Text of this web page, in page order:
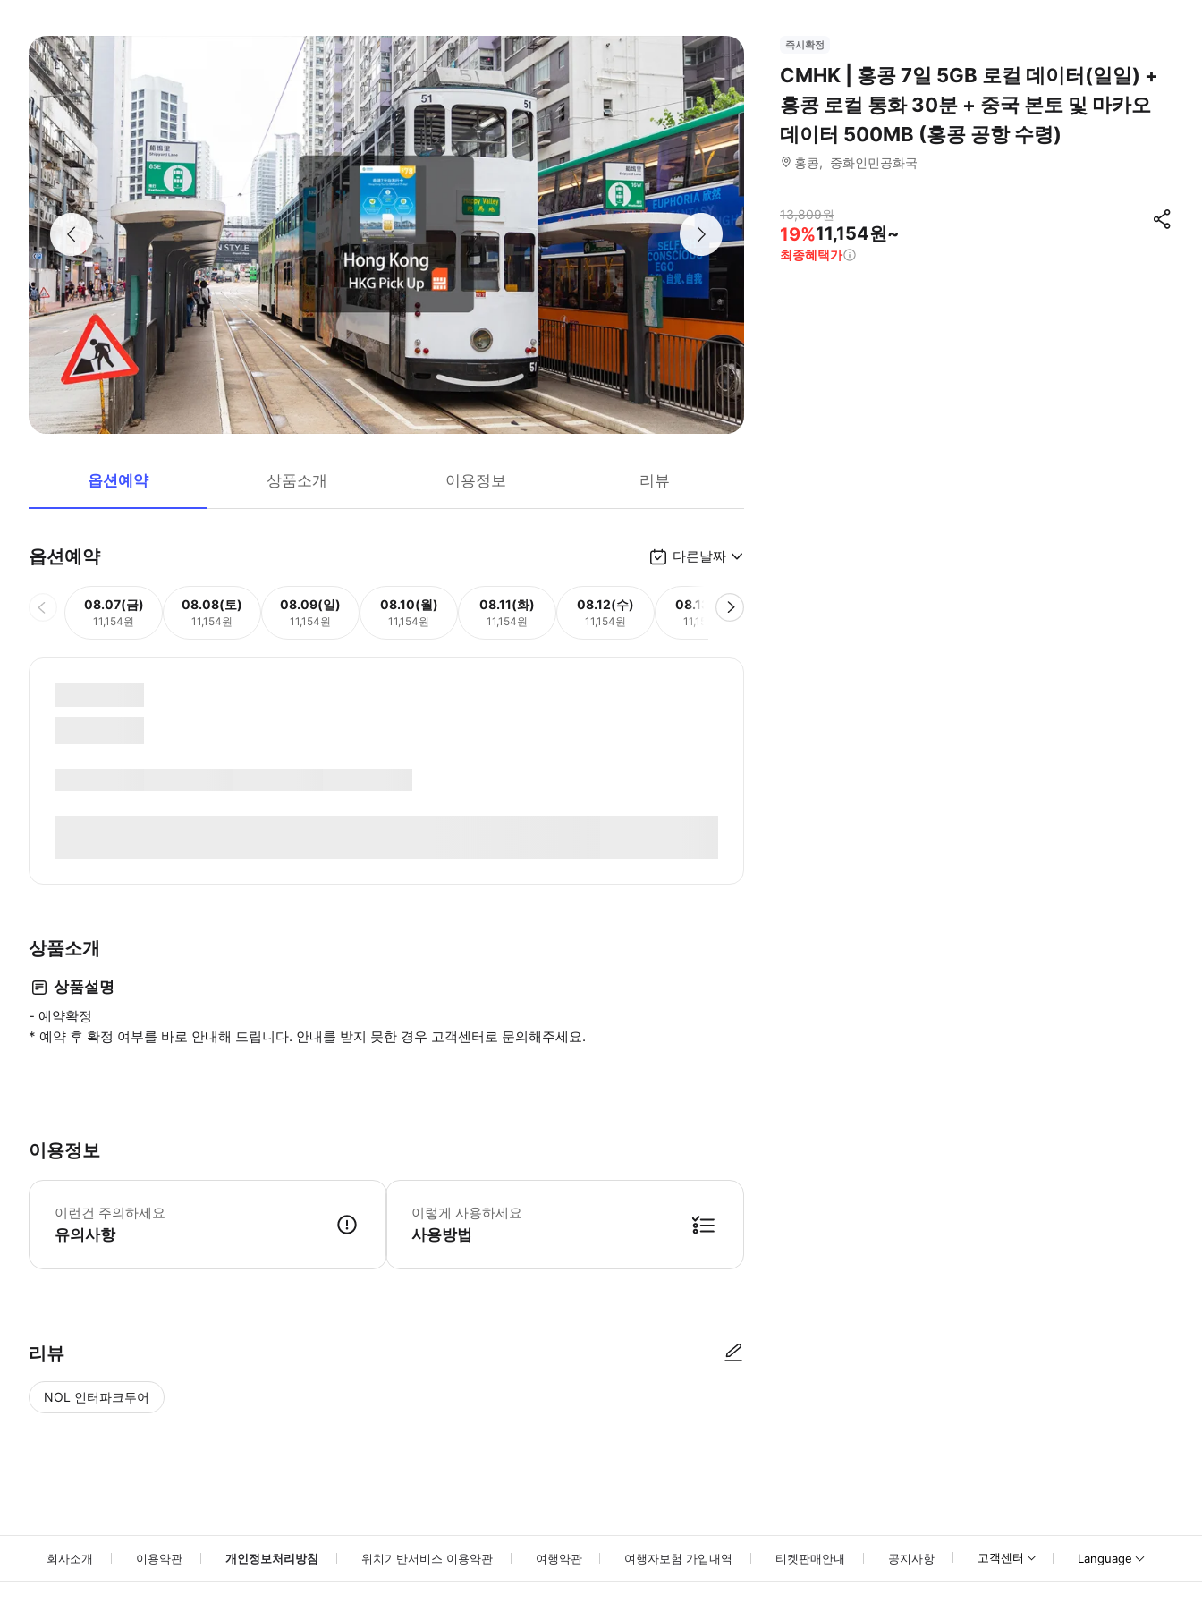
옵션예약 상품소개 이용정보 리뷰
옵션예약 다른날짜
08.07(금)
11,154원
08.08(토)
11,154원
08.09(일)
11,154원
08.10(월)
11,154원
08.11(화)
11,154원
08.12(수)
11,154원
08.13(목)
11,154원
상품소개
상품설명
- 예약확정
* 예약 후 확정 여부를 바로 안내해 드립니다. 안내를 받지 못한 경우 고객센터로 문의해주세요.
이용정보
이런건 주의하세요
유의사항
- 예약 유의사항 * 7일 5GB 로컬 데이터 매일 + 30 홍콩 로컬 분 + 500MB 중국 본토 및 마카오 데이터 * 이 서비스는 활성화한 다음날부터 7일째 홍콩 시
이렇게 사용하세요
사용방법
리뷰
NOL 인터파크투어
즉시확정
CMHK | 홍콩 7일 5GB 로컬 데이터(일일) +
홍콩 로컬 통화 30분 + 중국 본토 및 마카오
데이터 500MB (홍콩 공항 수령)
홍콩 중화인민공화국
13,809원
19%11,154원~
최종혜택가
회사소개 이용약관 개인정보처리방침 위치기반서비스 이용약관 여행약관 여행자보험 가입내역 티켓판매안내 공지사항 고객센터 Language